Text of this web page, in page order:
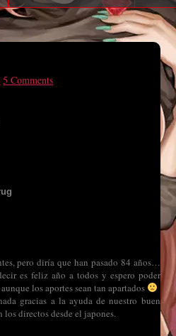
5 Comments
pero diría que han pasado 84 años…
es feliz año a todos y espero poder
los aportes sean tan apartados
gracias a la ayuda de nuestro buen
directos desde el japones.